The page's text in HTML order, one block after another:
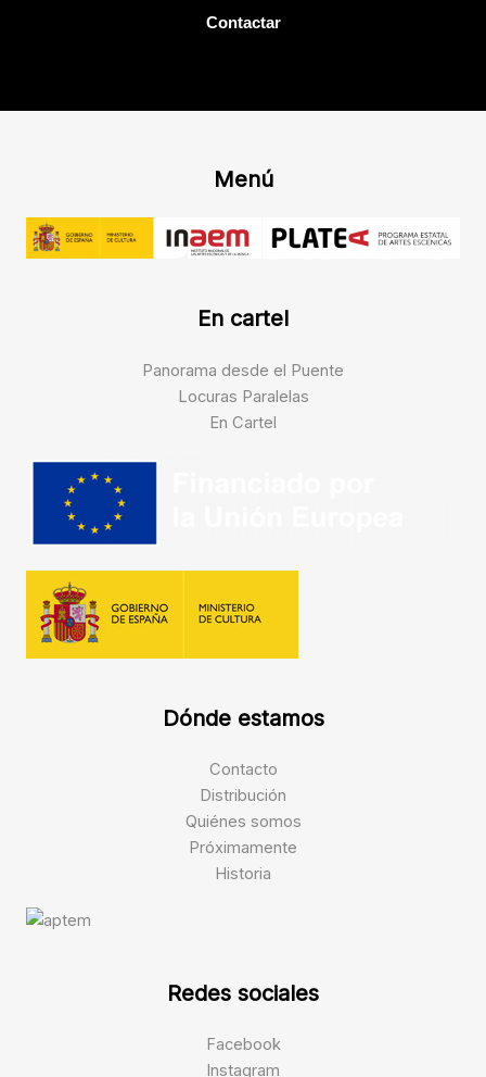
Contactar
Menú
En cartel
Panorama desde el Puente
Locuras Paralelas
En Cartel
Dónde estamos
Contacto
Distribución
Quiénes somos
Próximamente
Historia
Redes sociales
Facebook
Instagram